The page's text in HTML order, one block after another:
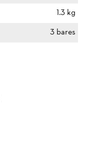
1.3 kg
3 bares